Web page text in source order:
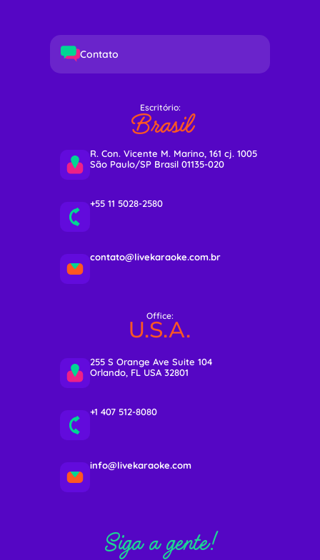
Contato
Escritório:
Brasil
R. Con. Vicente M. Marino, 161 cj. 1005
São Paulo/SP Brasil 01135-020
+55 11 5028-2580
contato@livekaraoke.com.br
Office:
U.S.A.
255 S Orange Ave Suite 104
Orlando, FL USA 32801
+1 407 512-8080
info@livekaraoke.com
Siga a gente!